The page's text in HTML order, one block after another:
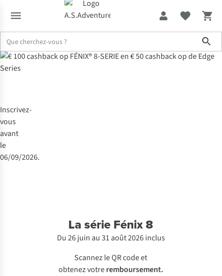
Inscrivez-
vous
avant
le
06/09/2026.
La série Fénix 8
Du 26 juin au 31 août 2026 inclus
Scannez le QR code et
obtenez votreremboursement.